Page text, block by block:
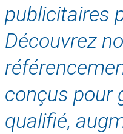
publicitaires
Découvrez
conçus pour
qualifié,